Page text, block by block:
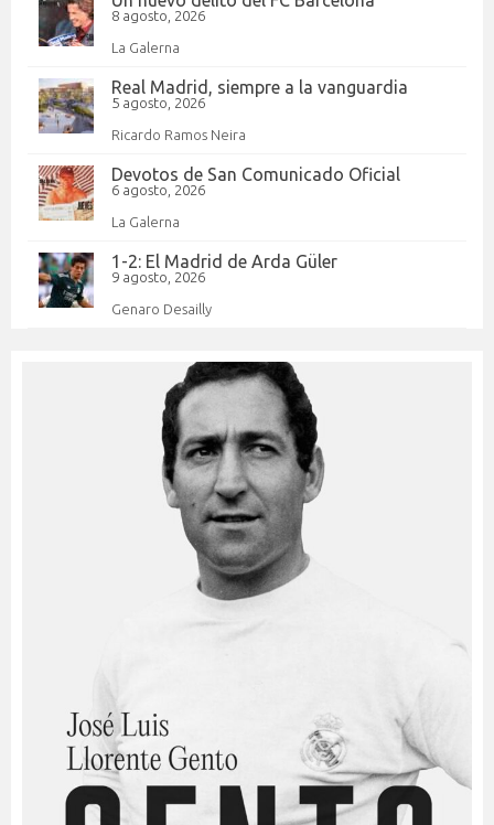
8 agosto, 2026
La Galerna
Real Madrid, siempre a la vanguardia
5 agosto, 2026
Ricardo Ramos Neira
Devotos de San Comunicado Oficial
6 agosto, 2026
La Galerna
1-2: El Madrid de Arda Güler
9 agosto, 2026
Genaro Desailly